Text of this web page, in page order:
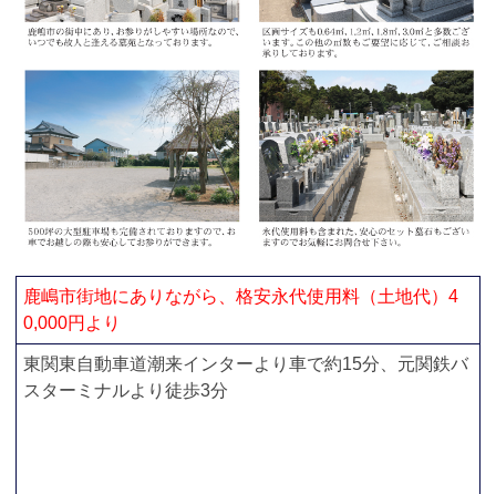
鹿嶋市街地にありながら、格安永代使用料（土地代）4
0,000円より
東関東自動車道潮来インターより車で約15分、元関鉄バ
スターミナルより徒歩3分